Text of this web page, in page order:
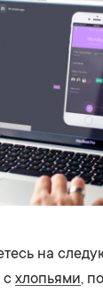
на
с хлопьями,